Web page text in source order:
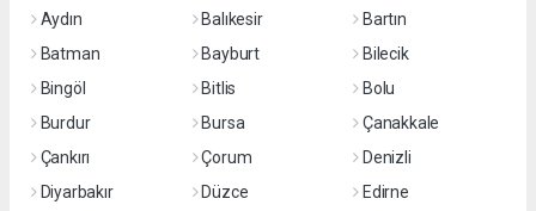
Aydın
Balıkesir
Bartın
Batman
Bayburt
Bilecik
Bingöl
Bitlis
Bolu
Burdur
Bursa
Çanakkale
Çankırı
Çorum
Denizli
Diyarbakır
Düzce
Edirne